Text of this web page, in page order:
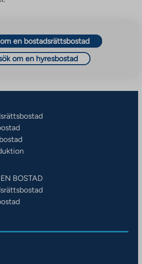
en bostadsrättsbostad
om en hyresbostad
BOSTAD